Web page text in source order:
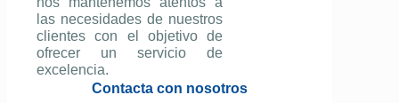
las necesidades de nuestros
clientes con el objetivo de
ofrecer un servicio de
excelencia.
Contacta con nosotros